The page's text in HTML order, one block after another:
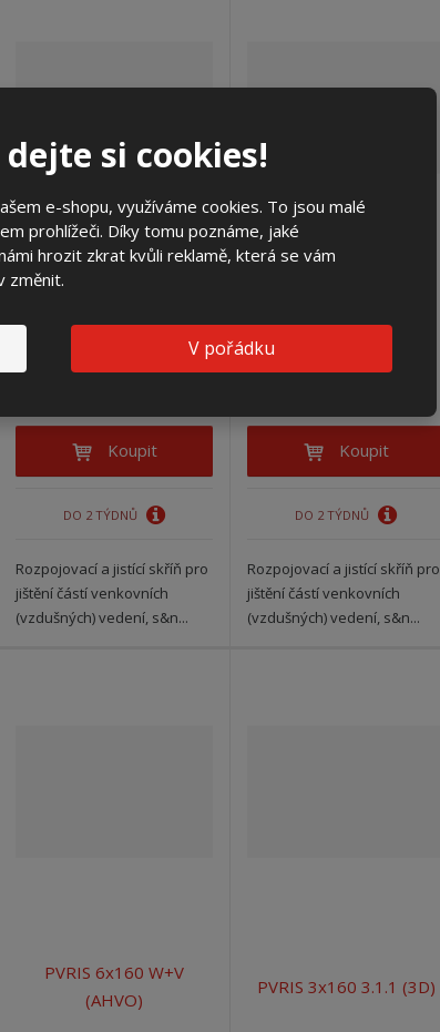
si cookies!
e-shopu, využíváme cookies. To jsou malé
prohlížeči. Díky tomu poznáme, jaké
hrozit zkrat kvůli reklamě, která se vám
změnit.
V pořádku
4 573,80 Kč
Koupit
DO 2 TÝDNŮ
Rozpojovací a jistící skříň pro
jištění částí venkovních
(vzdušných) vedení, s&n...
4 769,82 Kč
Koupit
DO 2 TÝDNŮ
Rozpojovací a jistící skříň pro
jištění částí venkovních
(vzdušných) vedení, s&n...
PVRIS 6x160 W+V
(AHVO)
PVRIS 3x160 3.1.1 (3D)